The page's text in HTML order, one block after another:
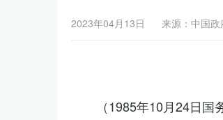
2023年04月13日 来源：中国政
（1985年10月24日